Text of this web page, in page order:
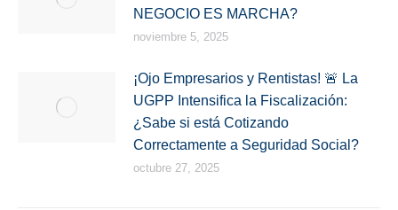
NEGOCIO ES MARCHA?
noviembre 5, 2025
¡Ojo Empresarios y Rentistas! 🚨 La
UGPP Intensifica la Fiscalización:
¿Sabe si está Cotizando
Correctamente a Seguridad Social?
octubre 27, 2025